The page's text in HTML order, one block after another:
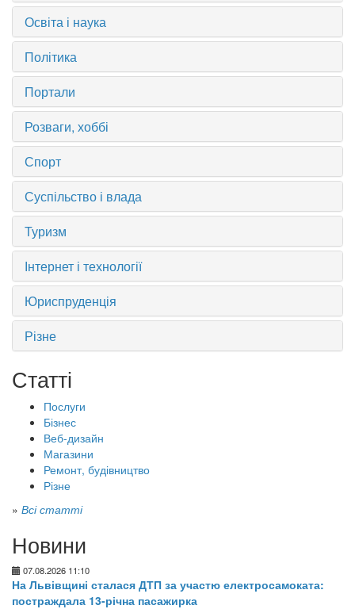
Освіта і наука
Політика
Портали
Розваги, хоббі
Спорт
Суспільство і влада
Туризм
Інтернет і технології
Юриспруденція
Різне
Статті
Послуги
Бізнес
Веб-дизайн
Магазини
Ремонт, будівництво
Різне
» Всі статті
Новини
07.08.2026 11:10
На Львівщині сталася ДТП за участю електросамоката:
постраждала 13-річна пасажирка